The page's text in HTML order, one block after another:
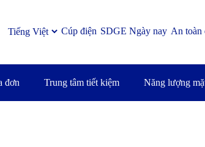
Cúp điện SDGE Ngày nay An toàn
đơn Trung tâm tiết kiệm Năng lượng